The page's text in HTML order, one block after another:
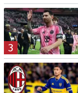
3